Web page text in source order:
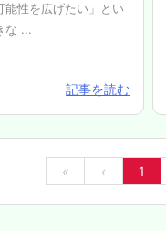
能性を広げたい」とい
な ...
記事を読む
« ‹ 1